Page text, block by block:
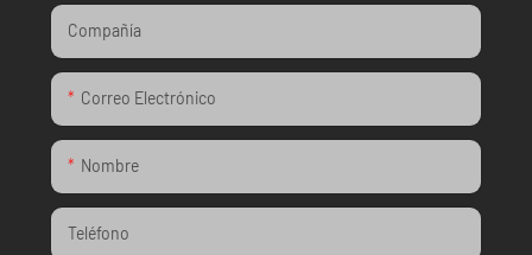
Compañía
Correo Electrónico
Nombre
Teléfono